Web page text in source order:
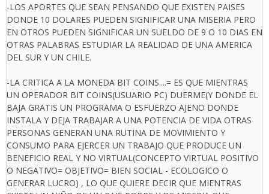
-LOS APORTES QUE SEAN PENSANDO QUE EXISTEN PAISES
DONDE 10 DOLARES PUEDEN SIGNIFICAR UNA MISERIA PERO
EN OTROS PUEDEN SIGNIFICAR UN SUELDO DE 9 O 10 DIAS EN
OTRAS PALABRAS ESTUDIAR LA REALIDAD DE UNA AMERICA
DEL SUR Y UN CHILE.
-LA CRITICA A LA MONEDA BIT COINS....= ES QUE MIENTRAS
UN OPERADOR BIT COINS(USUARIO PC) DUERME(Y DONDE EL
BAJA GRATIS UN PROGRAMA O ESFUERZO AJENO DONDE
INSTALA Y DEJA TRABAJAR A UNA POTENCIA DE VIDA OTRAS
PERSONAS GENERAN UNA RUTINA DE MOVIMIENTO Y
CONSUMO PARA EJERCER UN TRABAJO QUE PRODUCE UN
BENEFICIO REAL Y NO VIRTUAL(CONCEPTO VIRTUAL POSITIVO
O NEGATIVO= OBJETIVO= BIEN SOCIAL - ECOLOGICO O
GENERAR LUCRO) , LO QUE QUIERE DECIR QUE MIENTRAS